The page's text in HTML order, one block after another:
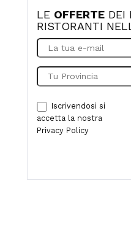
LE OFFERTE DEI
RISTORANTI
Iscrivendosi si
accetta la nostra
Privacy Policy